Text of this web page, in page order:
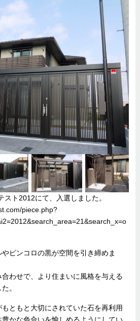
スト2012にて、入選しました。
piece.php?
ピンコロの黒が空間を引き締めま
わせで、より住まいに風格を与える
。
ともと大切にされていた石を再利用